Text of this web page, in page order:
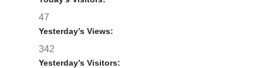
47
Yesterday’s Views:
342
Yesterday’s Visitors: